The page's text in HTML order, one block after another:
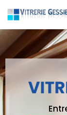
au
contenu
principal